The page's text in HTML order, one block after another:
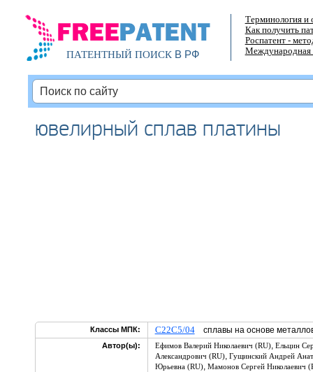
ПАТЕНТНЫЙ ПОИСКВ РФ
Терминология и
Как получить
Роспатент -
Международная
ювелирный сплав платины
Классы МПК: C22C5/04сплавы на основе
Автор(ы): Ефимов Валерий Николаевич (RU), Ельцин
Александрович (RU), Гущинский Андрей
Юрьевна (RU), Мамонов Сергей Николаевич